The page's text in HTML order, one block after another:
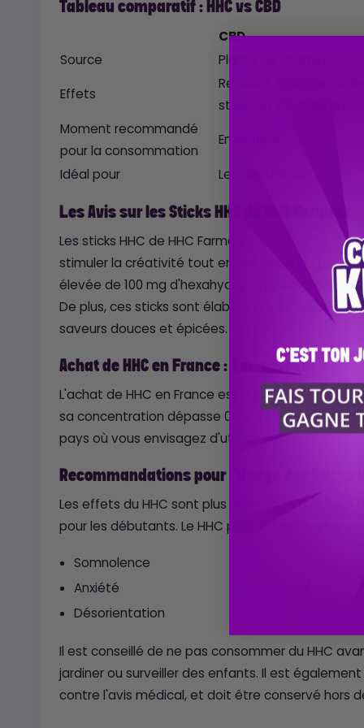
Tableau comparatif : HHC vs CBD
CBD
Source
Plante de chanvre
Effets
Relaxant, soulage
stress et troubles du
Moment recommandé
pour la consommation
En journée
Idéal pour Les débutants
Les Avis sur les Sticks HHC de HHC Farmers
Les sticks HHC de HHC Farmers recueillent de
stimuler la créativité tout en réduisant le stress
élevée de 100 mg d'hexahydrocannabinol par
De plus, ces sticks sont élaborés avec la variété
saveurs douces et épicées.
Achat de HHC en France : Est-ce légal ?
L'achat de HHC en France est aussi légal que celui
sa concentration dépasse 0,2%. Il est
pays où vous envisagez d'utiliser du HHC.
Recommandations pour l'usage des Sticks
Les effets du HHC sont plus prononcés que ceux
pour les débutants. Le HHC peut causer certains
Somnolence
Anxiété
Désorientation
Il est conseillé de ne pas consommer du HHC
jardiner ou surveiller des enfants. Il est
contre l'avis médical, et doit être conservé hors